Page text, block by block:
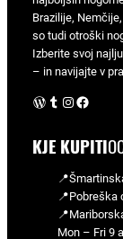
Brazilije,
so tudi otroški
Izberite svoj
– in navijajte v
WordPress Instagram Facebook
KJE KUPITI
📍Pobreška
Mon – Fri 9